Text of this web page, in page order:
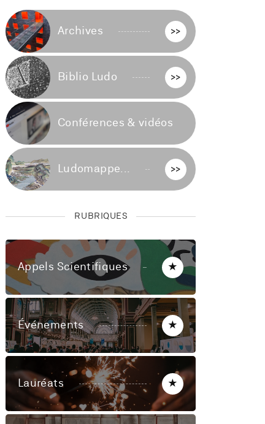
Archives >>
Biblio Ludo >>
Conférences & vidéos
Ludomappe... >>
RUBRIQUES
Appels Scientifiques ★
Événements ★
Lauréats ★